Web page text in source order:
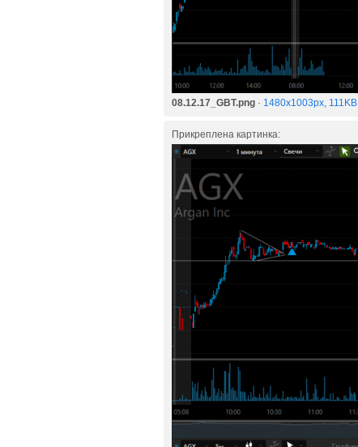
08.12.17_GBT.png · 1480x1003px, 111KB
Прикреплена картинка: